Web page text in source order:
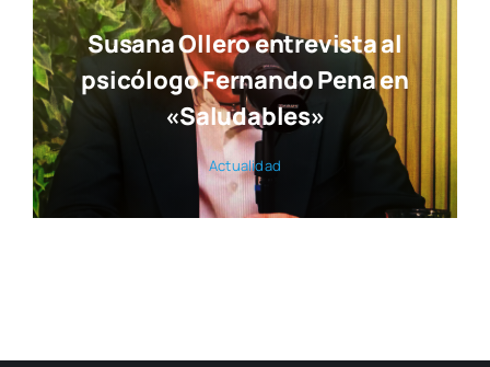
Susana Ollero entrevista al
psicólogo Fernando Pena en
«Saludables»
Actua­li­dad